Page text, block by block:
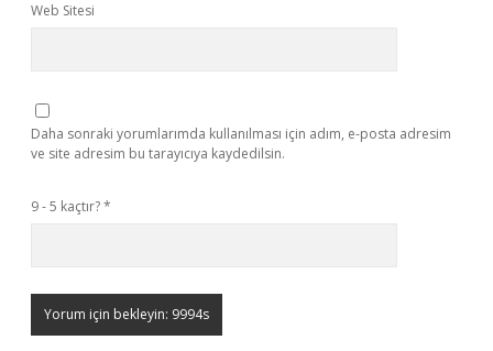
Web Sitesi
Daha sonraki yorumlarımda kullanılması için adım, e-posta adresim
ve site adresim bu tarayıcıya kaydedilsin.
9 - 5 kaçtır?*